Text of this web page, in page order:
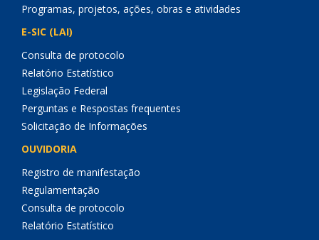
Programas, projetos, ações, obras e atividades
E-SIC (LAI)
Consulta de protocolo
Relatório Estatístico
Legislação Federal
Perguntas e Respostas frequentes
Solicitação de Informações
OUVIDORIA
Registro de manifestação
Regulamentação
Consulta de protocolo
Relatório Estatístico